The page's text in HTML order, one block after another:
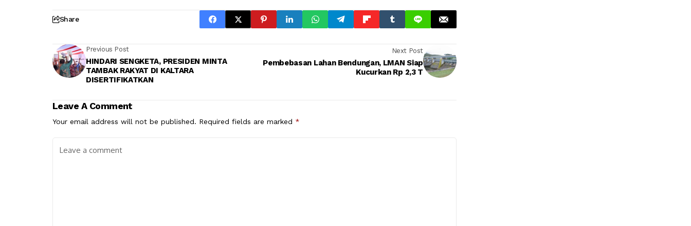
Share
Previous Post
HINDARI SENGKETA, PRESIDEN MINTA
TAMBAK RAKYAT DI KALTARA
DISERTIFIKATKAN
Next Post
Pembebasan Lahan Bendungan, LMAN Siap
Kucurkan Rp 2,3 T
Leave A Comment
Your email address will not be published. Required fields are marked *